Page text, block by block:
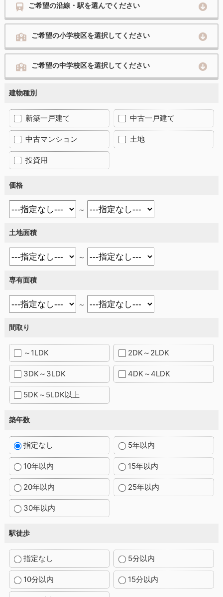
ご希望の沿線・駅を選んでください
ご希望の小学校区を選択してください
ご希望の中学校区を選択してください
建物種別
新築一戸建て 中古一戸建て
中古マンション 土地
投資用
価格
～
土地面積
～
専有面積
～
間取り
～1LDK 2DK～2LDK
3DK～3LDK 4DK～4LDK
5DK～5LDK以上
築年数
指定なし 5年以内
10年以内 15年以内
20年以内 25年以内
30年以内
駅徒歩
指定なし 5分以内
10分以内 15分以内